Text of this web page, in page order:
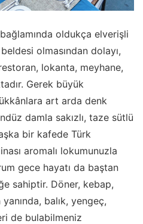
bağlamında oldukça elverişli
olmasından dolayı,
lokanta, meyhane,
Gerek büyük
art arda denk
damla sakızlı, taze sütlü
bir kafede Türk
aromalı lokumunuzla
gece hayatı da baştan
sahiptir. Döner, kebap,
balık, yengeç,
de bulabilmeniz